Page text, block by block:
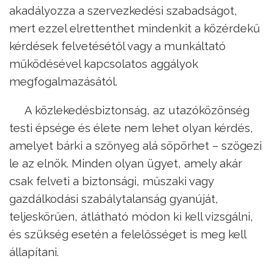
akadályozza a szervezkedési szabadságot,
mert ezzel elrettenthet mindenkit a közérdekű
kérdések felvetésétől vagy a munkáltató
működésével kapcsolatos aggályok
megfogalmazásától.
A közlekedésbiztonság, az utazóközönség
testi épsége és élete nem lehet olyan kérdés,
amelyet bárki a szőnyeg alá söpörhet – szögezi
le az elnök. Minden olyan ügyet, amely akár
csak felveti a biztonsági, műszaki vagy
gazdálkodási szabálytalanság gyanúját,
teljeskörűen, átlátható módon ki kell vizsgálni,
és szükség esetén a felelősséget is meg kell
állapítani.